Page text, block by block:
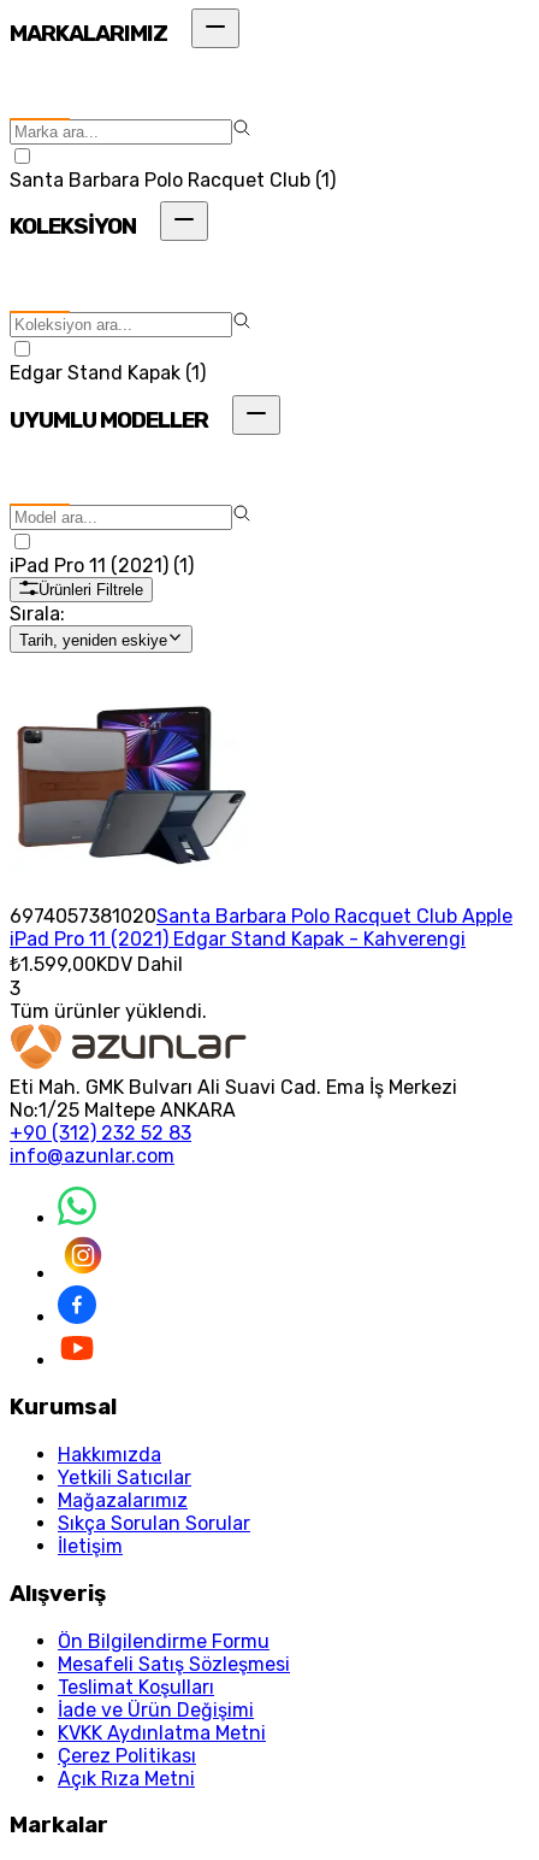
MARKALARIMIZ
Santa Barbara Polo Racquet Club (1)
KOLEKSİYON
Edgar Stand Kapak (1)
UYUMLU MODELLER
iPad Pro 11 (2021) (1 )
Ürünleri Filtrele
Sırala:
Tarih, yeniden eskiye
6974057381020Santa Barbara Polo Racquet Club Apple
iPad Pro 11 (2021) Edgar Stand Kapak - Kahverengi
₺1.599,00KDV Dahil
3
Tüm ürünler yüklendi.
Eti Mah. GMK Bulvarı Ali Suavi Cad. Ema İş Merkezi
No:1/25 Maltepe ANKARA
+90 (312) 232 52 83
info@azunlar.com
Kurumsal
Hakkımızda
Yetkili Satıcılar
Mağazalarımız
Sıkça Sorulan Sorular
İletişim
Alışveriş
Ön Bilgilendirme Formu
Mesafeli Satış Sözleşmesi
Teslimat Koşulları
İade ve Ürün Değişimi
KVKK Aydınlatma Metni
Çerez Politikası
Açık Rıza Metni
Markalar